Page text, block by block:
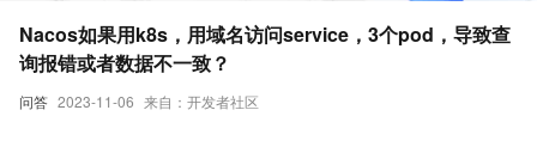
问答 2023-11-06 来自：开发者社区
Nacos如果用k8s，用域名访问service，3个pod，导致查
询报错或者数据不一致？